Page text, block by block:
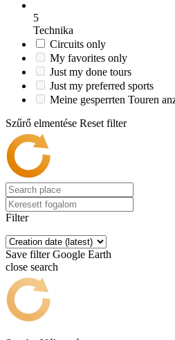
5
Technika
Circuits only
My favorites only
Just my done tours
Just my preferred sports
Meine gesperrten Touren
Szűrő elmentése Reset filter
Filter
Save filter Google Earth
close search